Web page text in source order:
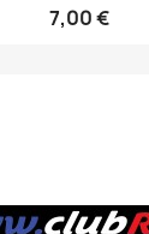
7,00 €